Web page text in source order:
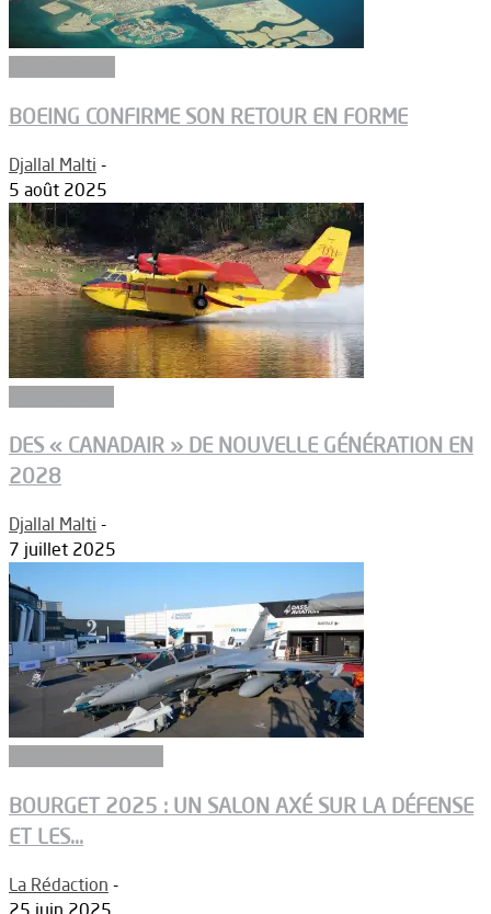
BOEING CONFIRME SON RETOUR EN FORME
Djallal Malti -
5 août 2025
DES « CANADAIR » DE NOUVELLE GÉNÉRATION EN
2028
Djallal Malti -
7 juillet 2025
BOURGET 2025 : UN SALON AXÉ SUR LA DÉFENSE
ET LES...
La Rédaction -
25 juin 2025